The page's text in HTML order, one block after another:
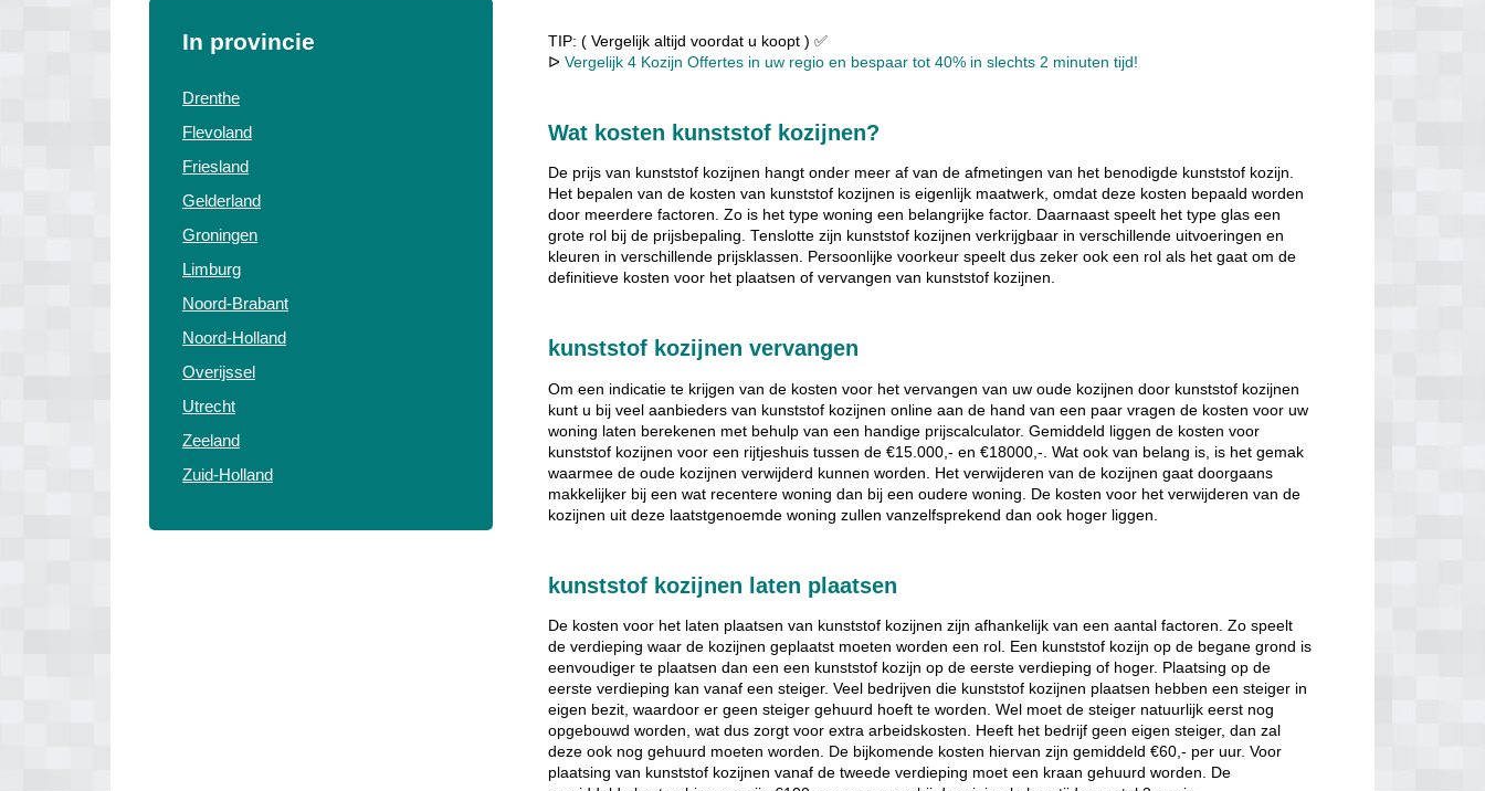
In provincie
Drenthe
Flevoland
Friesland
Gelderland
Groningen
Limburg
Noord-Brabant
Noord-Holland
Overijssel
Utrecht
Zeeland
Zuid-Holland
TIP: ( Vergelijk altijd voordat u koopt ) ✅
ᐅVergelijk 4 Kozijn Offertes in uw regio en bespaar tot 40% in slechts 2 minuten tijd!
Wat kosten kunststof kozijnen?
De prijs van kunststof kozijnen hangt onder meer af van de afmetingen van het benodigde kunststof kozijn.
Het bepalen van de kosten van kunststof kozijnen is eigenlijk maatwerk, omdat deze kosten bepaald worden
door meerdere factoren. Zo is het type woning een belangrijke factor. Daarnaast speelt het type glas een
grote rol bij de prijsbepaling. Tenslotte zijn kunststof kozijnen verkrijgbaar in verschillende uitvoeringen en
kleuren in verschillende prijsklassen. Persoonlijke voorkeur speelt dus zeker ook een rol als het gaat om de
definitieve kosten voor het plaatsen of vervangen van kunststof kozijnen.
kunststof kozijnen vervangen
Om een indicatie te krijgen van de kosten voor het vervangen van uw oude kozijnen door kunststof kozijnen
kunt u bij veel aanbieders van kunststof kozijnen online aan de hand van een paar vragen de kosten voor uw
woning laten berekenen met behulp van een handige prijscalculator. Gemiddeld liggen de kosten voor
kunststof kozijnen voor een rijtjeshuis tussen de €15.000,- en €18000,-. Wat ook van belang is, is het gemak
waarmee de oude kozijnen verwijderd kunnen worden. Het verwijderen van de kozijnen gaat doorgaans
makkelijker bij een wat recentere woning dan bij een oudere woning. De kosten voor het verwijderen van de
kozijnen uit deze laatstgenoemde woning zullen vanzelfsprekend dan ook hoger liggen.
kunststof kozijnen laten plaatsen
De kosten voor het laten plaatsen van kunststof kozijnen zijn afhankelijk van een aantal factoren. Zo speelt
de verdieping waar de kozijnen geplaatst moeten worden een rol. Een kunststof kozijn op de begane grond is
eenvoudiger te plaatsen dan een een kunststof kozijn op de eerste verdieping of hoger. Plaatsing op de
eerste verdieping kan vanaf een steiger. Veel bedrijven die kunststof kozijnen plaatsen hebben een steiger in
eigen bezit, waardoor er geen steiger gehuurd hoeft te worden. Wel moet de steiger natuurlijk eerst nog
opgebouwd worden, wat dus zorgt voor extra arbeidskosten. Heeft het bedrijf geen eigen steiger, dan zal
deze ook nog gehuurd moeten worden. De bijkomende kosten hiervan zijn gemiddeld €60,- per uur. Voor
plaatsing van kunststof kozijnen vanaf de tweede verdieping moet een kraan gehuurd worden. De